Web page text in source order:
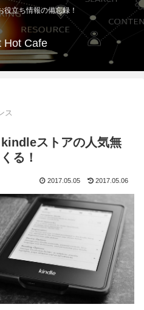
役立ち情報の備忘録！
Hot Cafe
ス
ストアの人気無
る！
2017.05.05 2017.05.06